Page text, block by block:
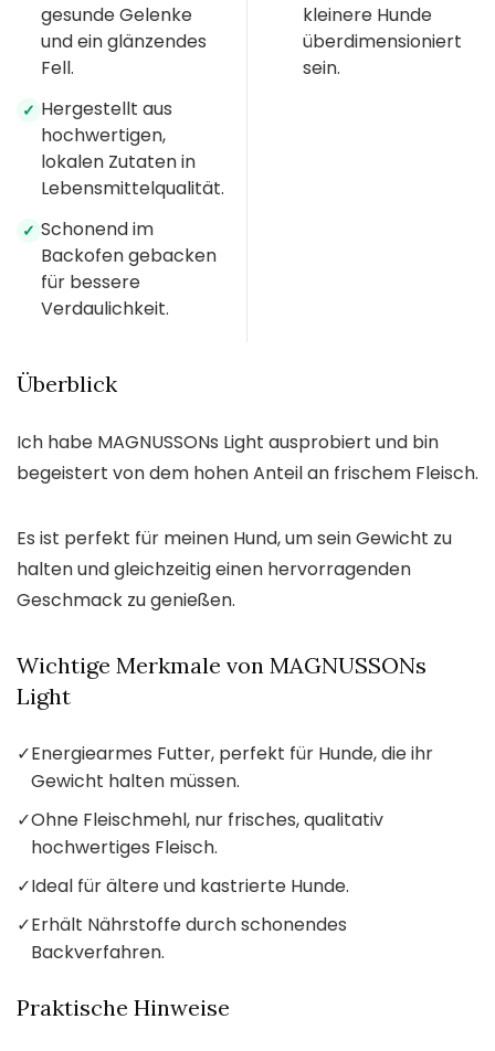
gesunde Gelenke
und ein glänzendes
Fell.
✓ Hergestellt aus
hochwertigen,
lokalen Zutaten in
Lebensmittelqualität.
✓ Schonend im
Backofen gebacken
für bessere
Verdaulichkeit.
kleinere Hunde
überdimensioniert
sein.
Überblick
Ich habe MAGNUSSONs Light ausprobiert und bin
begeistert von dem hohen Anteil an frischem Fleisch.
Es ist perfekt für meinen Hund, um sein Gewicht zu
halten und gleichzeitig einen hervorragenden
Geschmack zu genießen.
Wichtige Merkmale von MAGNUSSONs
Light
✓Energiearmes Futter, perfekt für Hunde, die ihr
Gewicht halten müssen.
✓Ohne Fleischmehl, nur frisches, qualitativ
hochwertiges Fleisch.
✓Ideal für ältere und kastrierte Hunde.
✓Erhält Nährstoffe durch schonendes
Backverfahren.
Praktische Hinweise